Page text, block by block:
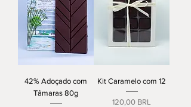
42% Adoçado com
Tâmaras 80g
Kit Caramelo com 12
Precio
120,00 BRL